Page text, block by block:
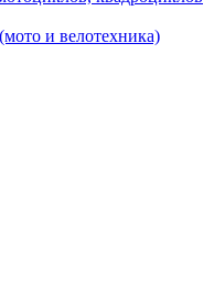
и велотехника)